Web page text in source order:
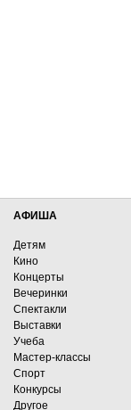
АФИША
Детям
Кино
Концерты
Вечеринки
Спектакли
Выставки
Учеба
Мастер-классы
Спорт
Конкурсы
Другое